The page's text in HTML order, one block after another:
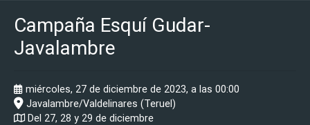
Campaña Esquí Gudar-
Javalambre
miércoles, 27 de diciembre de 2023, a las 00:00
Javalambre/Valdelinares (Teruel)
Del 27, 28 y 29 de diciembre